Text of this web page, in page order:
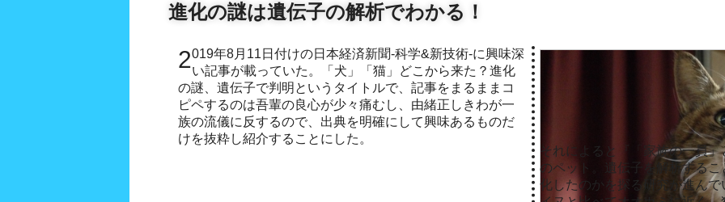
進化の謎は遺伝子の解析でわかる！
2019年8月11日付けの日本経済新聞-科学&新技術-に興味深い記事が載っていた。「犬」「猫」どこから来た？進化
の謎、遺伝子で判明というタイトルで、記事をまるままコ
ピペするのは吾輩の良心が少々痛むし、由緒正しきわが一
族の流儀に反するので、出典を明確にして興味あるものだ
けを抜粋し紹介することにした。
それによると『「家族の一員
のペット。遺伝子を解析する
化したのかを探る研究が進ん